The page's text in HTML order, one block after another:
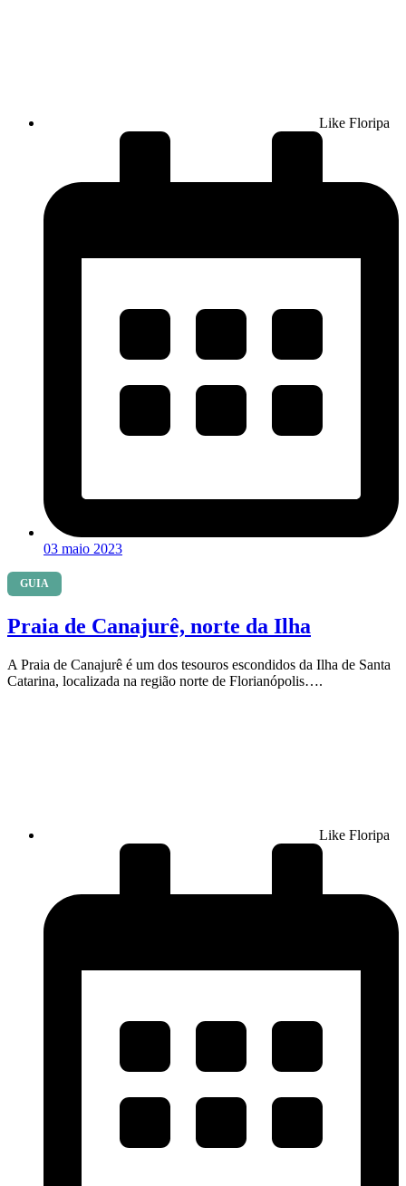
Like Floripa
03 maio 2023
GUIA
Praia de Canajurê, norte da Ilha
A Praia de Canajurê é um dos tesouros escondidos da Ilha de Santa
Catarina, localizada na região norte de Florianópolis….
Like Floripa